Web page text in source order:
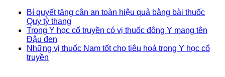
Bí quyết tăng cân an toàn hiệu quả bằng bài thuốc
Quy tỳ thang
Trong Y học cổ truyền có vị thuốc đông Y mang tên
Đậu đen
Những vị thuốc Nam tốt cho tiêu hoá trong Y học cổ
truyền